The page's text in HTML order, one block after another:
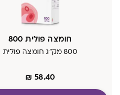
חומצה פולית 800
800 מק״ג חומצה פולית
₪ 58.40